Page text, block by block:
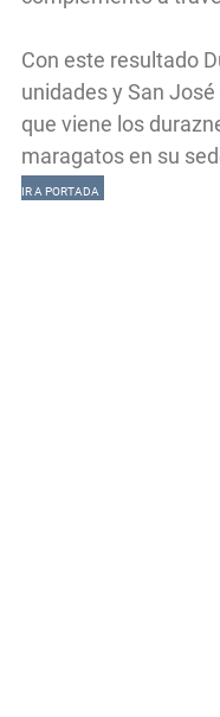
Con este resultado
unidades y San
que viene los
maragatos en su
IR A PORTADA